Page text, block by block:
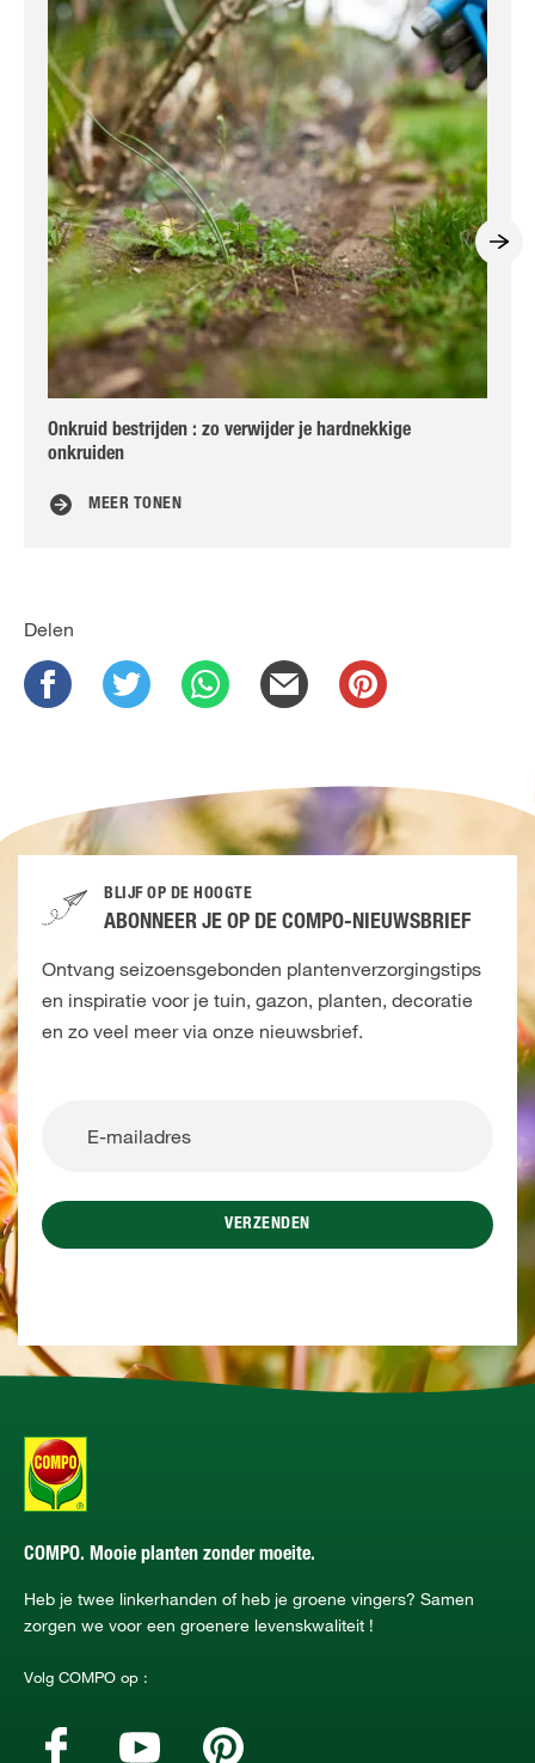
Onkruid bestrijden : zo verwijder je hardnekkige
onkruiden
MEER TONEN
Delen
BLIJF OP DE HOOGTE
ABONNEER JE OP DE COMPO-NIEUWSBRIEF
Ontvang seizoensgebonden plantenverzorgingstips
en inspiratie voor je tuin, gazon, planten, decoratie
en zo veel meer via onze nieuwsbrief.
VERZENDEN
COMPO. Mooie planten zonder moeite.
Heb je twee linkerhanden of heb je groene vingers? Samen
zorgen we voor een groenere levenskwaliteit !
Volg COMPO op :